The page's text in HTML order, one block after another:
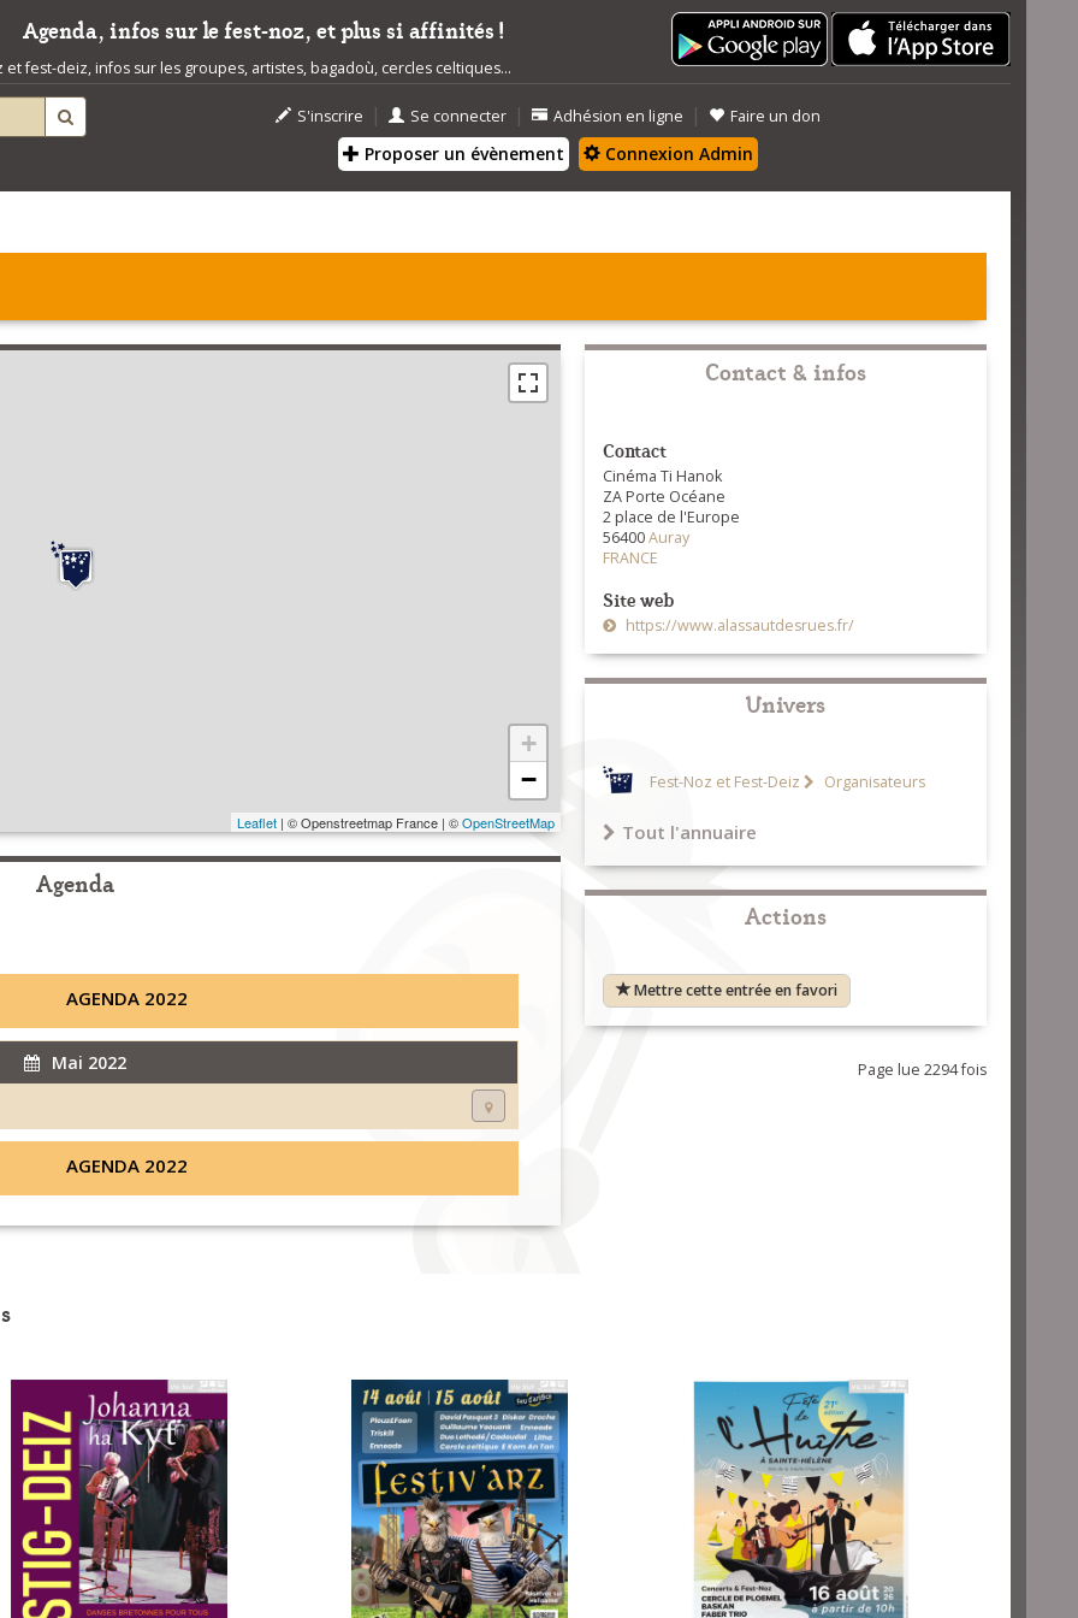
Agenda, infos sur le fest-noz, et plus si affinités !
fest-deiz, infos sur les groupes, artistes, bagadoù, cercles celtiques...
S'inscrire | Se connecter | Adhésion en ligne | Faire un don
Proposer un évènement Connexion Admin
+
−
Leaflet| © Openstreetmap France | ©OpenStreetMap
Agenda
AGENDA 2022
Mai 2022
AGENDA 2022
Contact & infos
Contact
Cinéma Ti Hanok
ZA Porte Océane
2 place de l'Europe
56400Auray
FRANCE
Site web
https://www.alassautdesrues.fr/
Univers
Fest-Noz et Fest-Deiz Organisateurs
Tout l'annuaire
Actions
Mettre cette entrée en favori
Page lue 2294 fois